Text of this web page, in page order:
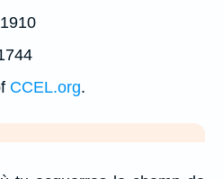
CCEL.org.